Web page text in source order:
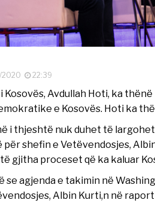
2020
22:39
Kosovës, Avdullah Hoti, ka
e Kosovës. Hoti ka
i thjeshtë nuk duhet të
për shefin e Vetëvendosjes,
gjitha proceset që ka kaluar
se agjenda e takimin në
Albin Kurti,n në